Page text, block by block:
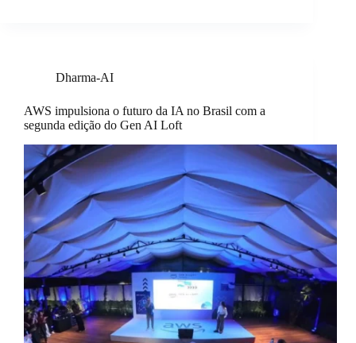
Dharma-AI
AWS impulsiona o futuro da IA no Brasil com a
segunda edição do Gen AI Loft